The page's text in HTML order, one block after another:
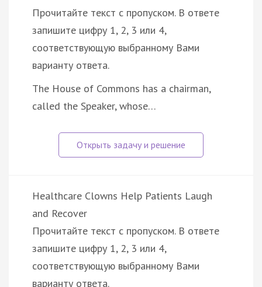
Прочитайте текст с пропуском. В ответе
запишите цифру 1, 2, 3 или 4,
соответствующую выбранному Вами
варианту ответа.
The House of Commons has a chairman,
called the Speaker, whose…
Healthcare Clowns Help Patients Laugh
and Recover
Прочитайте текст с пропуском. В ответе
запишите цифру 1, 2, 3 или 4,
соответствующую выбранному Вами
варианту ответа.